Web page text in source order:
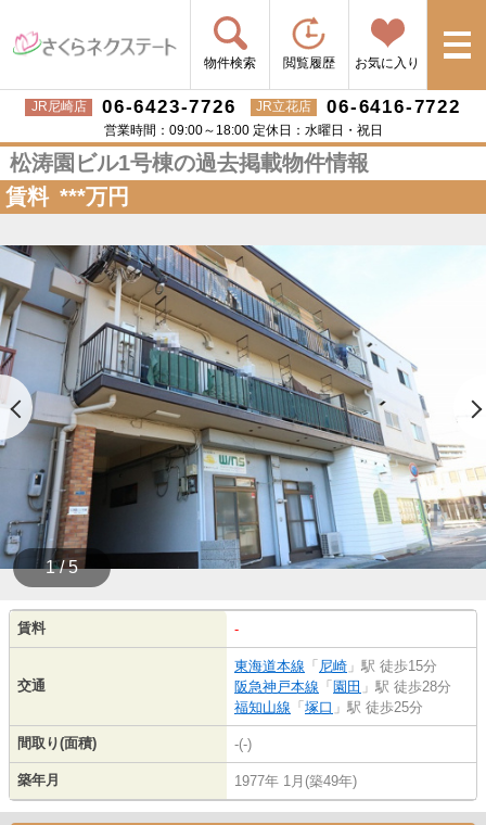
物件検索 閲覧履歴 お気に入り
JR尼崎店 06-6423-7726 JR立花店 06-6416-7722
営業時間：09:00～18:00 定休日：水曜日・祝日
松涛園ビル1号棟の過去掲載物件情報
賃料 ***万円
1 / 5
賃料 -
交通
東海道本線 「 尼崎 」駅 徒歩15分
阪急神戸本線 「 園田 」駅 徒歩28分
福知山線 「 塚口 」駅 徒歩25分
間取り(面積) -(-)
築年月 1977年 1月(築49年)